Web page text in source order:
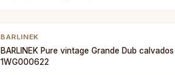
BARLINEK
BARLINEK Pure vintage Grande Dub calvados
1WG000622